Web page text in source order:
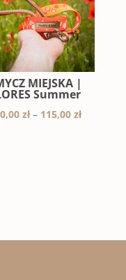
MIEJSKA |
Summer
zł – 115,00 złZakres